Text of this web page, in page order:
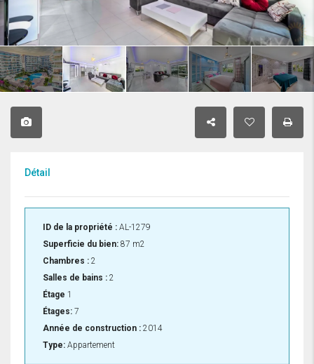
Détail
ID de la propriété : AL-1279
Superficie du bien: 87 m2
Chambres : 2
Salles de bains : 2
Étage 1
Étages: 7
Année de construction : 2014
Type: Appartement